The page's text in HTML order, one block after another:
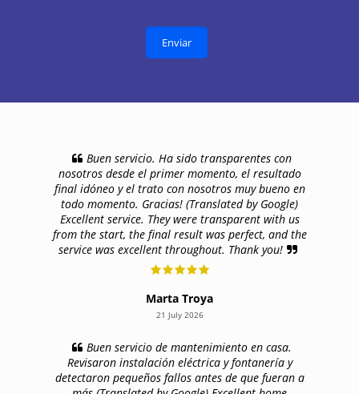
Buen servicio. Ha sido transparentes con
nosotros desde el primer momento, el resultado
final idóneo y el trato con nosotros muy bueno en
todo momento. Gracias! (Translated by Google)
Excellent service. They were transparent with us
from the start, the final result was perfect, and the
service was excellent throughout. Thank you!
Marta Troya
21 July 2026
Buen servicio de mantenimiento en casa.
Revisaron instalación eléctrica y fontanería y
detectaron pequeños fallos antes de que fueran a